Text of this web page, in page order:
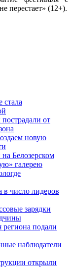
перестает» (12+).
стала
от
новую
Белозерском
галерею
в число лидеров
зарядки
региона подали
наблюдатели
открыли